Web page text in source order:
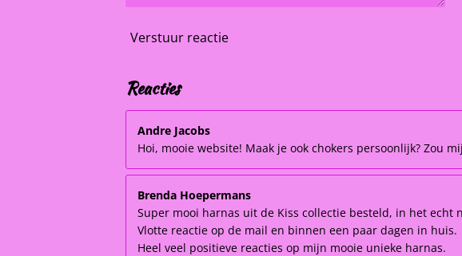
Verstuur reactie
Reacties
Andre Jacobs
Hoi, mooie website! Maak je ook chokers persoonlijk? Zou
Brenda Hoepermans
Super mooi harnas uit de Kiss collectie besteld, in het echt
Vlotte reactie op de mail en binnen een paar dagen in huis.
Heel veel positieve reacties op mijn mooie unieke harnas.